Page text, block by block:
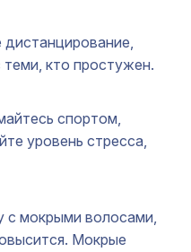
дистанцирование,
теми, кто простужен.
спортом,
уровень стресса,
с мокрыми волосами,
Мокрые